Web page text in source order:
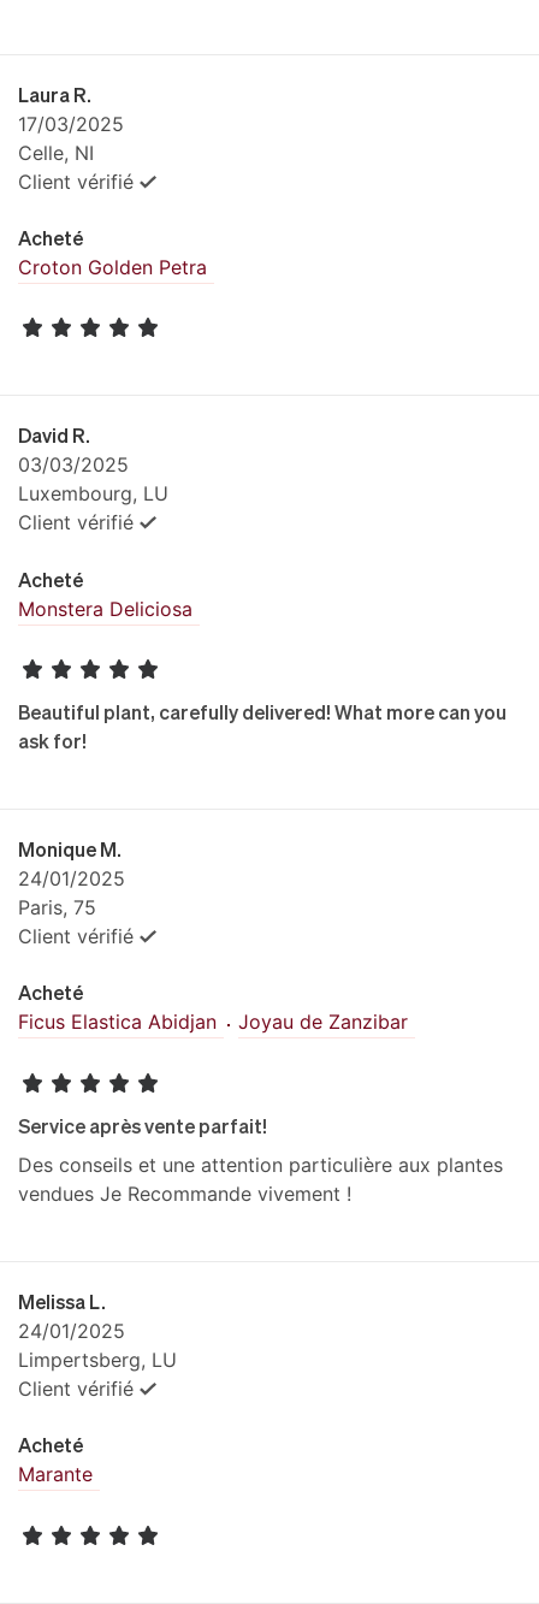
Laura R.
17/03/2025
Celle, NI
Client vérifié
Acheté
Croton Golden Petra
David R.
03/03/2025
Luxembourg, LU
Client vérifié
Acheté
Monstera Deliciosa
Beautiful plant, carefully delivered! What more can you
ask for!
Monique M.
24/01/2025
Paris, 75
Client vérifié
Acheté
Ficus Elastica Abidjan Joyau de Zanzibar
Service après vente parfait!
Des conseils et une attention particulière aux plantes
vendues Je Recommande vivement !
Melissa L.
24/01/2025
Limpertsberg, LU
Client vérifié
Acheté
Marante